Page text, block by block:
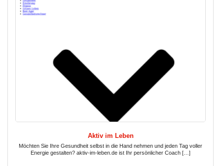
Aktiv im Leben
Möchten Sie Ihre Gesundheit selbst in die Hand nehmen und jeden Tag voller
Energie gestalten? aktiv-im-leben.de ist Ihr persönlicher Coach […]